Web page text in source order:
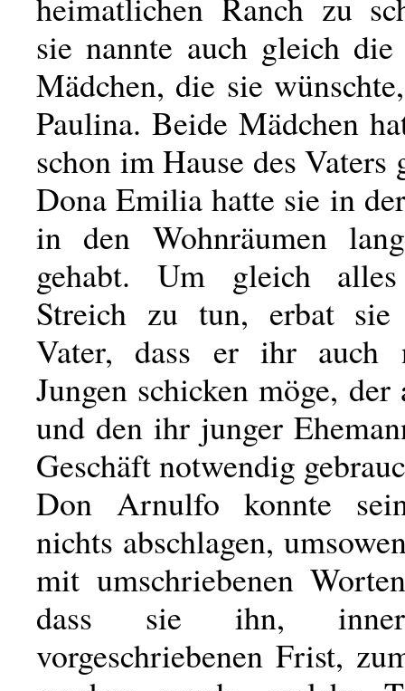
sie nannte auch gleich
Mädchen, die sie
Paulina. Beide Mädchen
schon im Hause des Vaters
Dona Emilia hatte sie in
in den Wohnräumen
gehabt. Um gleich
Streich zu tun, erbat
Vater, dass er ihr auch
Jungen schicken möge,
und den ihr junger
Geschäft notwendig
Don Arnulfo konnte
nichts abschlagen,
mit umschriebenen
dass sie ihn,
vorgeschriebenen Frist,